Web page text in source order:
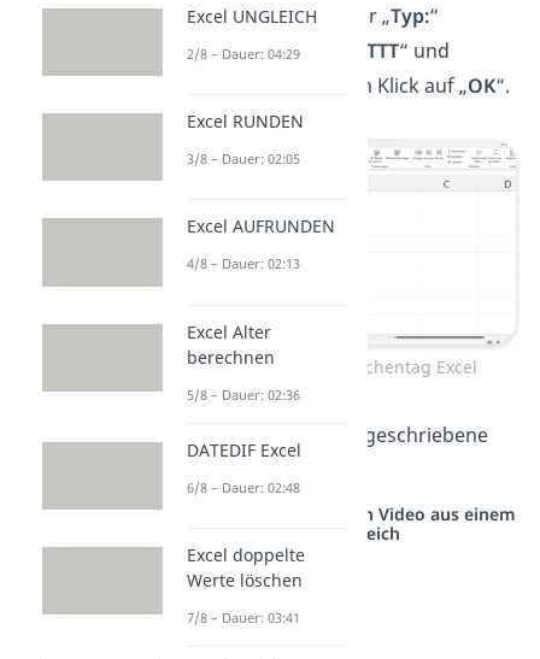
In das Textfeld, unter „Typ:“
schreibst du jetzt „
TTTT“ und
bestätigst mit einem Klick auf „OK“.
Datum in Zelle als Wochentag Excel
Dann erscheint der ausgeschriebene
Studyflix vernetzt: Hier ein Video aus einem
anderen Bereich
Excel UNGLEICH
2/8 – Dauer: 04:29
Excel RUNDEN
3/8 – Dauer: 02:05
Excel AUFRUNDEN
4/8 – Dauer: 02:13
Excel Alter
berechnen
5/8 – Dauer: 02:36
DATEDIF Excel
6/8 – Dauer: 02:48
Excel doppelte
Werte löschen
7/8 – Dauer: 03:41